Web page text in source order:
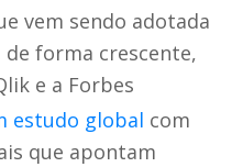
vem sendo adotada
de forma crescente,
e a Forbes
estudo global com
que apontam